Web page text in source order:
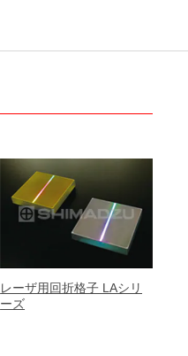
レーザ用回折格子 LAシリ
ーズ